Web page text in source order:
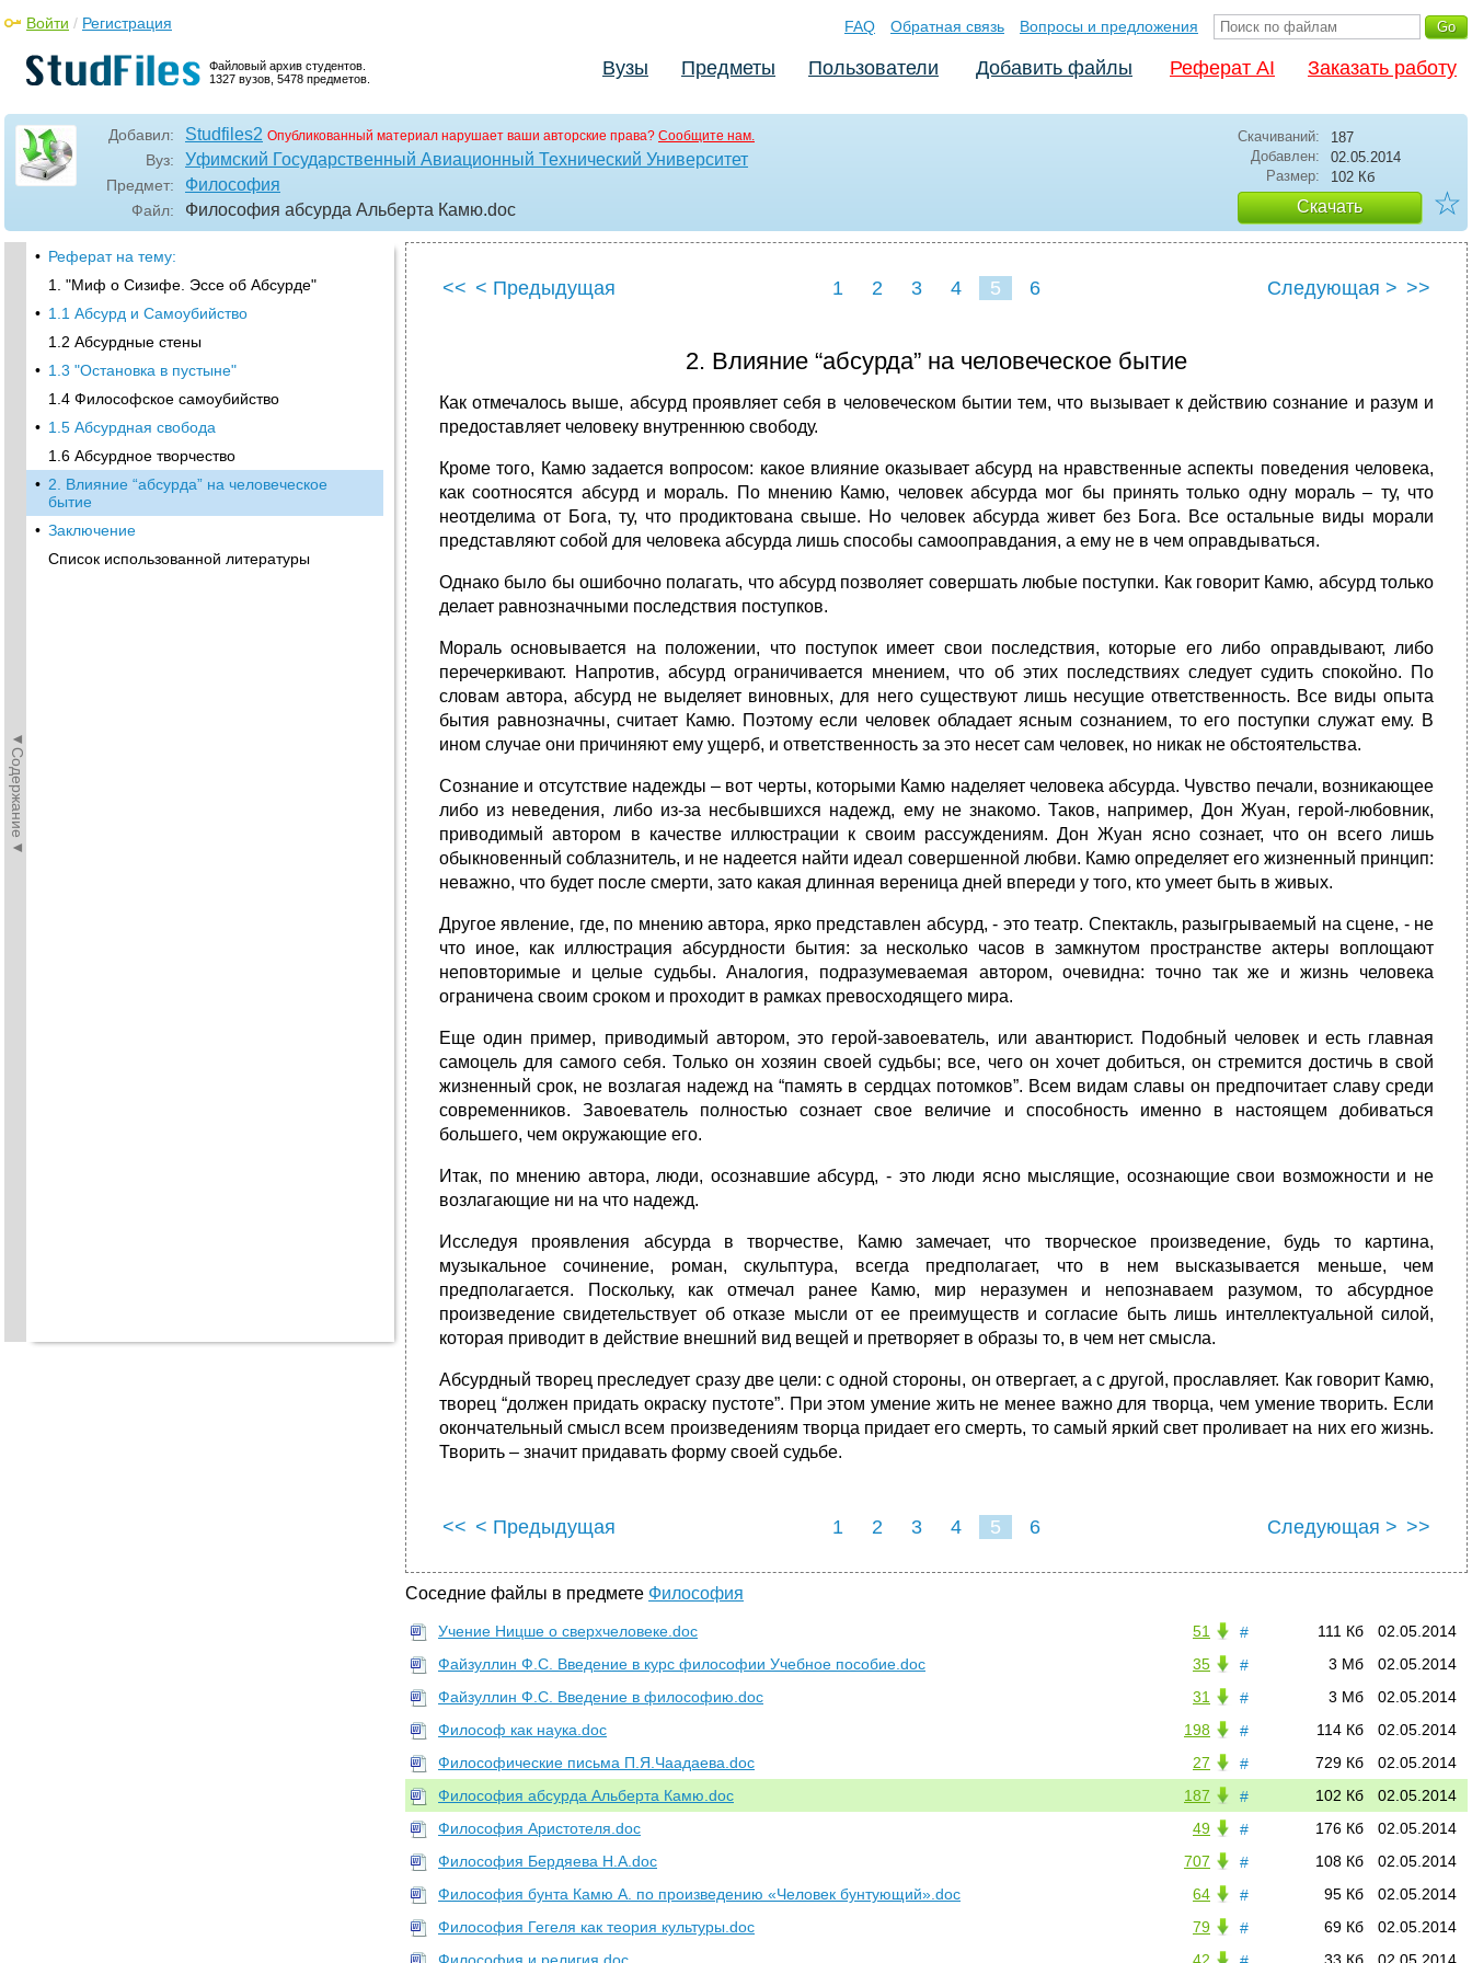
Файловый архив студентов.
1327 вузов, 5478 предметов.
Войти / Регистрация FAQ Обратная связь Вопросы и предложения
Вузы Предметы Пользователи Добавить файлы Реферат AI Заказать работу
Добавил: Studfiles2 Опубликованный материал нарушает ваши авторские права? Сообщите нам.
Вуз: Уфимский Государственный Авиационный Технический Университет
Предмет: Философия
Файл: Философия абсурда Альберта Камю.doc
Скачиваний:
187
Добавлен:
02.05.2014
Размер:
102 Кб
Скачать ☆
◄Содержание◄
• Реферат на тему:
1. "Миф о Сизифе. Эссе об Абсурде"
• 1.1 Абсурд и Самоубийство
1.2 Абсурдные стены
• 1.3 "Остановка в пустыне"
1.4 Философское самоубийство
• 1.5 Абсурдная свобода
1.6 Абсурдное творчество
• 2. Влияние “абсурда” на человеческое
бытие
• Заключение
Список использованной литературы
<< < Предыдущая 1 2 3 4 5 6 Следующая > >>
2. Влияние “абсурда” на человеческое бытие
Как отмечалось выше, абсурд проявляет себя в человеческом бытии тем, что вызывает к действию сознание и разум и
предоставляет человеку внутреннюю свободу.
Кроме того, Камю задается вопросом: какое влияние оказывает абсурд на нравственные аспекты поведения человека,
как соотносятся абсурд и мораль. По мнению Камю, человек абсурда мог бы принять только одну мораль – ту, что
неотделима от Бога, ту, что продиктована свыше. Но человек абсурда живет без Бога. Все остальные виды морали
представляют собой для человека абсурда лишь способы самооправдания, а ему не в чем оправдываться.
Однако было бы ошибочно полагать, что абсурд позволяет совершать любые поступки. Как говорит Камю, абсурд только
делает равнозначными последствия поступков.
Мораль основывается на положении, что поступок имеет свои последствия, которые его либо оправдывают, либо
перечеркивают. Напротив, абсурд ограничивается мнением, что об этих последствиях следует судить спокойно. По
словам автора, абсурд не выделяет виновных, для него существуют лишь несущие ответственность. Все виды опыта
бытия равнозначны, считает Камю. Поэтому если человек обладает ясным сознанием, то его поступки служат ему. В
ином случае они причиняют ему ущерб, и ответственность за это несет сам человек, но никак не обстоятельства.
Сознание и отсутствие надежды – вот черты, которыми Камю наделяет человека абсурда. Чувство печали, возникающее
либо из неведения, либо из-за несбывшихся надежд, ему не знакомо. Таков, например, Дон Жуан, герой-любовник,
приводимый автором в качестве иллюстрации к своим рассуждениям. Дон Жуан ясно сознает, что он всего лишь
обыкновенный соблазнитель, и не надеется найти идеал совершенной любви. Камю определяет его жизненный принцип:
неважно, что будет после смерти, зато какая длинная вереница дней впереди у того, кто умеет быть в живых.
Другое явление, где, по мнению автора, ярко представлен абсурд, - это театр. Спектакль, разыгрываемый на сцене, - не
что иное, как иллюстрация абсурдности бытия: за несколько часов в замкнутом пространстве актеры воплощают
неповторимые и целые судьбы. Аналогия, подразумеваемая автором, очевидна: точно так же и жизнь человека
ограничена своим сроком и проходит в рамках превосходящего мира.
Еще один пример, приводимый автором, это герой-завоеватель, или авантюрист. Подобный человек и есть главная
самоцель для самого себя. Только он хозяин своей судьбы; все, чего он хочет добиться, он стремится достичь в свой
жизненный срок, не возлагая надежд на “память в сердцах потомков”. Всем видам славы он предпочитает славу среди
современников. Завоеватель полностью сознает свое величие и способность именно в настоящем добиваться
большего, чем окружающие его.
Итак, по мнению автора, люди, осознавшие абсурд, - это люди ясно мыслящие, осознающие свои возможности и не
возлагающие ни на что надежд.
Исследуя проявления абсурда в творчестве, Камю замечает, что творческое произведение, будь то картина,
музыкальное сочинение, роман, скульптура, всегда предполагает, что в нем высказывается меньше, чем
предполагается. Поскольку, как отмечал ранее Камю, мир неразумен и непознаваем разумом, то абсурдное
произведение свидетельствует об отказе мысли от ее преимуществ и согласие быть лишь интеллектуальной силой,
которая приводит в действие внешний вид вещей и претворяет в образы то, в чем нет смысла.
Абсурдный творец преследует сразу две цели: с одной стороны, он отвергает, а с другой, прославляет. Как говорит Камю,
творец “должен придать окраску пустоте”. При этом умение жить не менее важно для творца, чем умение творить. Если
окончательный смысл всем произведениям творца придает его смерть, то самый яркий свет проливает на них его жизнь.
Творить – значит придавать форму своей судьбе.
<< < Предыдущая 1 2 3 4 5 6 Следующая > >>
Соседние файлы в предмете Философия
# 02.05.2014
111 Кб
51
Учение Ницше о сверхчеловеке.doc
#
02.05.2014
3 Мб
35
Файзуллин Ф.С. Введение в курс философии Учебное пособие.doc
#
02.05.2014
3 Мб
31
Файзуллин Ф.С. Введение в философию.doc
#
02.05.2014
114 Кб
198
Философ как наука.doc
#
02.05.2014
729 Кб
27
Философические письма П.Я.Чаадаева.doc
#
02.05.2014
102 Кб
187
Философия абсурда Альберта Камю.doc
#
02.05.2014
176 Кб
49
Философия Аристотеля.doc
#
02.05.2014
108 Кб
707
Философия Бердяева Н.А.doc
#
02.05.2014
95 Кб
64
Философия бунта Камю А. по произведению «Человек бунтующий».doc
#
02.05.2014
69 Кб
79
Философия Гегеля как теория культуры.doc
02.05.2014
33 Кб
42
Философия и религия.doc